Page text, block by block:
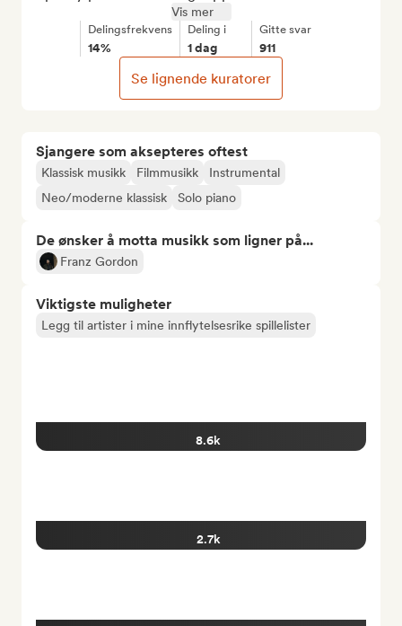
Sjangere som aksepteres oftest
Klassisk musikk Filmmusikk
Instrumental
Neo/moderne klassisk
Solo piano
De ønsker å motta musikk som ligner på...
Franz Gordon
Viktigste muligheter
Legg til artister i mine innflytelsesrike spillelister
8.6k
2.7k
Vis mer
Delingsfrekvens
14%
Deling i
1 dag
Gitte svar
911
Se lignende kuratorer